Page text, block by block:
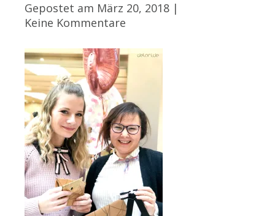
Gepostet am März 20, 2018 |
Keine Kommentare